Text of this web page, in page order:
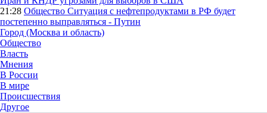
21:28 Общество Ситуация с нефтепродуктами в РФ будет
постепенно выправляться - Путин
Город (Москва и область)
Общество
Власть
Мнения
В России
В мире
Происшествия
Другое